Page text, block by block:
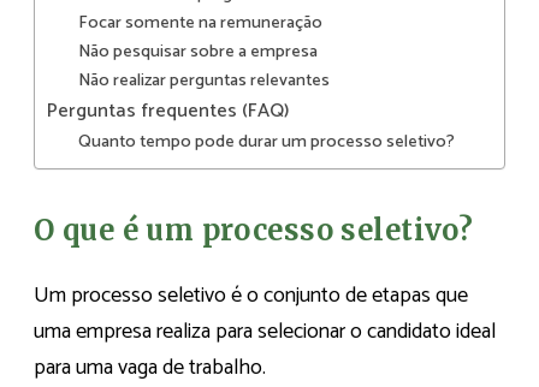
Focar somente na remuneração
Não pesquisar sobre a empresa
Não realizar perguntas relevantes
Perguntas frequentes (FAQ)
Quanto tempo pode durar um processo seletivo?
O que é um processo seletivo?
Um processo seletivo é o conjunto de etapas que
uma empresa realiza para selecionar o candidato ideal
para uma vaga de trabalho.